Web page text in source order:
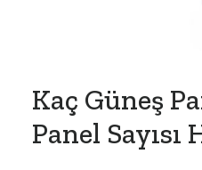
Kaç Güneş
Panel Sayısı